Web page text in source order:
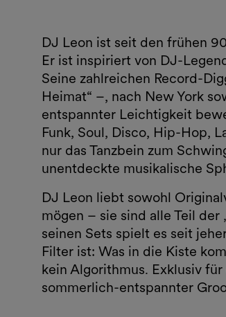
DJ Leon ist seit den frühen
Er ist inspiriert von DJ-
Seine zahlreichen Record-
Heimat“ –, nach New York
entspannter Leichtigkeit
Funk, Soul, Disco, Hip-Hop,
nur das Tanzbein zum
unentdeckte musikalische
DJ Leon liebt sowohl
mögen – sie sind alle Teil
seinen Sets spielt es seit
Filter ist: Was in die Kiste
kein Algorithmus. Exklusiv
sommerlich-entspannter